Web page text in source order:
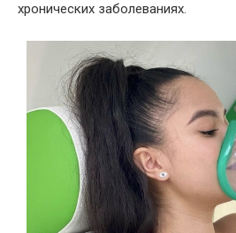
хронических заболеваниях.